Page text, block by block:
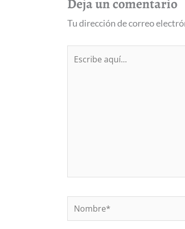
Deja un comentario
Tu dirección de correo
Escribe
Nombre*